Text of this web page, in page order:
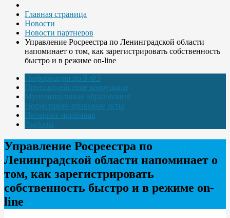
Главная страница
Новости
Новости партнеров
Управление Росреестра по Ленинградской области
напоминает о том, как зарегистрировать собственность
быстро и в режиме on-line
Информация по 8-ФЗ
Противодействие коррупции
Муниципальные образования
Нормативно-правовые акты
Интернет-приёмная
Выборы
Управление Росреестра по
Ленинградской области напоминает о
том, как зарегистрировать
собственность быстро и в режиме on-
line